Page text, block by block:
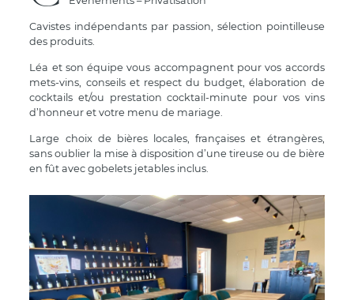
Cavistes indépendants par passion, sélection pointilleuse
des produits.
Léa et son équipe vous accompagnent pour vos accords
mets-vins, conseils et respect du budget, élaboration de
cocktails et/ou prestation cocktail-minute pour vos vins
d’honneur et votre menu de mariage.
Large choix de bières locales, françaises et étrangères,
sans oublier la mise à disposition d’une tireuse ou de bière
en fût avec gobelets jetables inclus.